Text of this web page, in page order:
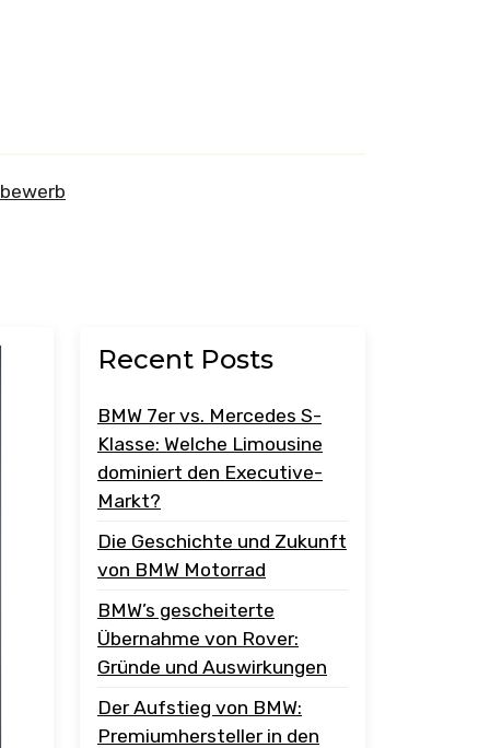
Recent Posts
BMW 7er vs. Mercedes S-
Klasse: Welche Limousine
dominiert den Executive-
Markt?
Die Geschichte und Zukunft
von BMW Motorrad
BMW’s gescheiterte
Übernahme von Rover:
Gründe und Auswirkungen
Der Aufstieg von BMW:
Premiumhersteller in den